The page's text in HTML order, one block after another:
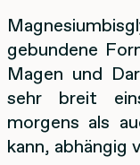
gebundene
Magen und
sehr breit
morgens als
kann, abhängig